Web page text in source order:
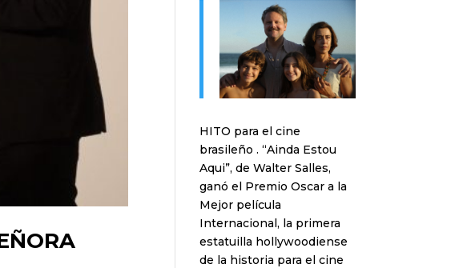
HITO para el cine
brasileño . “Ainda Estou
Aqui”, de Walter Salles,
ganó el Premio Oscar a la
Mejor película
Internacional, la primera
estatuilla hollywoodiense
de la historia para el cine